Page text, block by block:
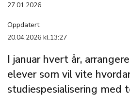
27.01.2026
Oppdatert:
20.04.2026 kl.13:27
I januar hvert år,
elever som vil vite
studiespesialisering med